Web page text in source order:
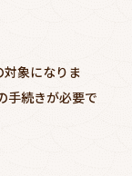
象になりま
手続きが必要で